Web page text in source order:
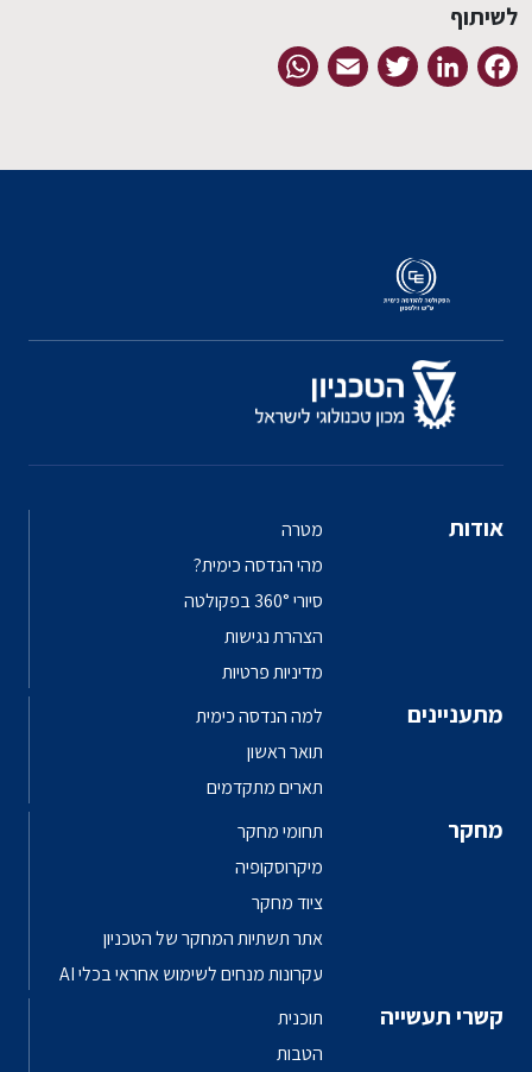
לשיתוף
Facebook
LinkedIn
Twitter
Email
אודות
מטרה
מהי הנדסה כימית?
סיורי 360° בפקולטה
הצהרת נגישות
מדיניות פרטיות
מתעניינים
למה הנדסה כימית
תואר ראשון
תארים מתקדמים
מחקר
תחומי מחקר
מיקרוסקופיה
ציוד מחקר
אתר תשתיות המחקר של הטכניון
עקרונות מנחים לשימוש אחראי בכלי AI
קשרי תעשייה
תוכנית
הטבות